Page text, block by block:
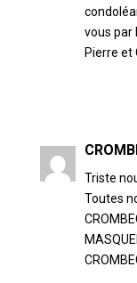
vous par
Pierre et
Triste
Toutes